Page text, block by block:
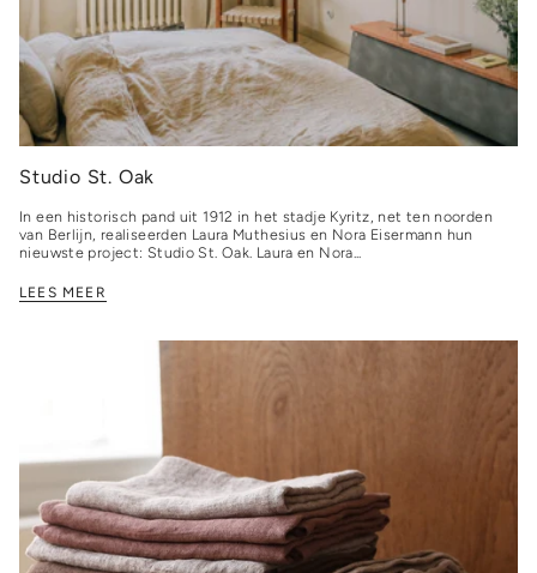
Studio St. Oak
In een historisch pand uit 1912 in het stadje Kyritz, net ten noorden
van Berlijn, realiseerden Laura Muthesius en Nora Eisermann hun
nieuwste project: Studio St. Oak. Laura en Nora...
LEES MEER